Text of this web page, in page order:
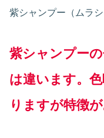
紫シャンプー（ムラ
紫シャンプー
は違います。
りますが特徴